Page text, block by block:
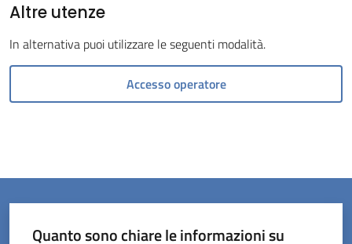
Servizi
line
Prenotazioni
Altre utenze
In alternativa puoi utilizzare le seguenti modalità.
Accesso operatore
Quanto sono chiare le informazioni su